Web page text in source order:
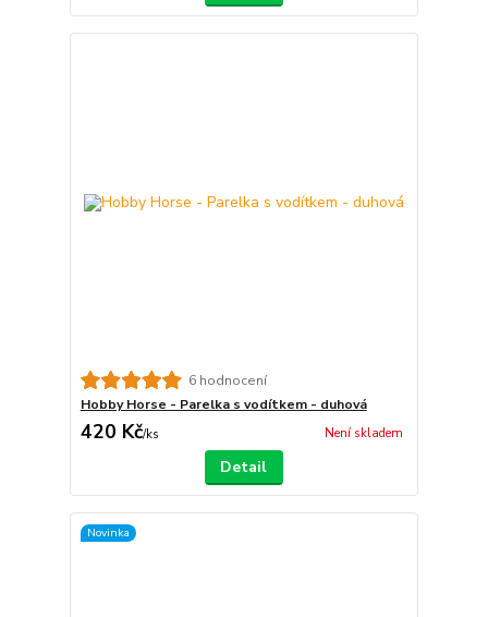
6 hodnocení
Hobby Horse - Parelka s vodítkem - duhová
420 Kč/ks Není skladem
Detail
Novinka